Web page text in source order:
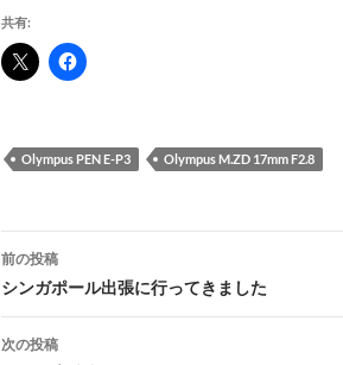
共有:
Olympus PEN E-P3 Olympus M.ZD 17mm F2.8
投
稿
ナ
前の投稿
シンガポール出張に行ってきました
次の投稿